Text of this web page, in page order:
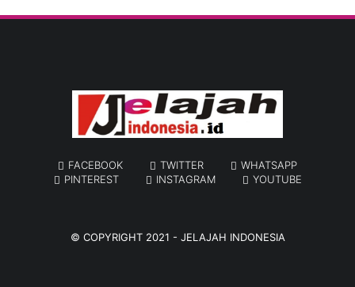
FACEBOOK TWITTER
WHATSAPP
PINTEREST
INSTAGRAM YOUTUBE
© COPYRIGHT 2021 - JELAJAH INDONESIA